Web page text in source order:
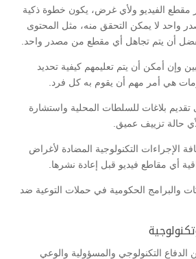
مقطع الفيديو ولأي غرض، يكون خطوة ذكية
واحد لا يمكن التحقق منه، مثل المحتوى
أن يتم تجاهل أي مقطع من مصدر واحد.
وإن أمكن أن يتم تعليمهم كيفية تحديد
هي أمر مهم أن يقوم به كل فرد.
بلاغات للسلطات المحلية واستشارة
حالة تزييف عميق.
الإجراءات التكنولوجية المضادة لأغراض
أي مقاطع فيديو قبل إعادة نشرها.
والبرامج الحكومية في حملات التوعية ضد
التكنولوجي والمسؤولية والوعي